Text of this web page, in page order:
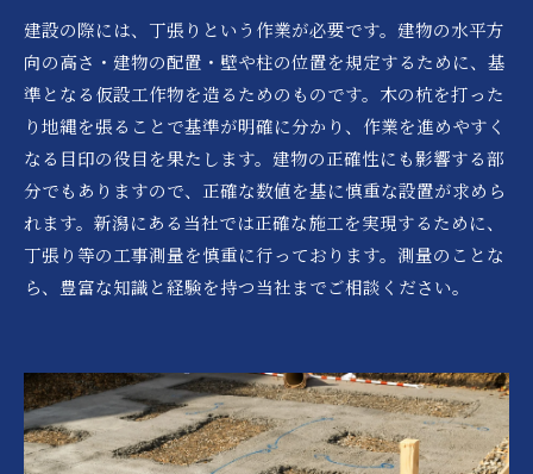
建設の際には、丁張りという作業が必要です。建物の水平方
向の高さ・建物の配置・壁や柱の位置を規定するために、基
準となる仮設工作物を造るためのものです。木の杭を打った
り地縄を張ることで基準が明確に分かり、作業を進めやすく
なる目印の役目を果たします。建物の正確性にも影響する部
分でもありますので、正確な数値を基に慎重な設置が求めら
れます。新潟にある当社では正確な施工を実現するために、
丁張り等の工事測量を慎重に行っております。測量のことな
ら、豊富な知識と経験を持つ当社までご相談ください。